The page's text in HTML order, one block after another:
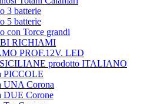
3 batterie
5 batterie
con Torce grandi
RICHIAMI
PROF.12V. LED
prodotto ITALIANO
PICCOLE
UNA Corona
DUE Corone